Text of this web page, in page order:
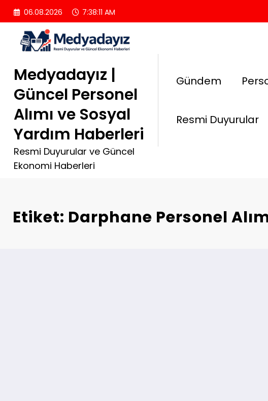
İçeriğe
atla
06.08.2026 7:38:12 AM
Medyadayız |
Güncel Personel
Alımı ve Sosyal
Yardım Haberleri
Resmi Duyurular ve Güncel
Ekonomi Haberleri
Gündem
Resmi Duyurular
Etiket: Darphane Personel